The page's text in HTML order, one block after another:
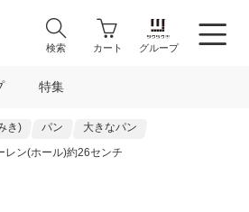
検索 カート グループ
特集
き) パン
大きなパン
レン(ホール)約26センチ